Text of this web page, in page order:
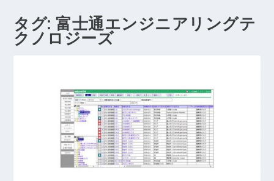
タグ: 富士通エンジニアリングテ
クノロジーズ